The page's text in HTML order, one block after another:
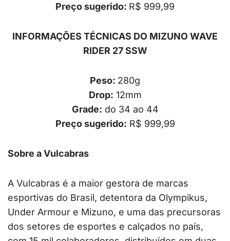
Preço sugerido: R$ 999,99
INFORMAÇÕES TÉCNICAS DO MIZUNO WAVE
RIDER 27 SSW
Peso: 280g
Drop: 12mm
Grade: do 34 ao 44
Preço sugerido: R$ 999,99
Sobre a Vulcabras
A Vulcabras é a maior gestora de marcas
esportivas do Brasil, detentora da Olympikus,
Under Armour e Mizuno, e uma das precursoras
dos setores de esportes e calçados no país,